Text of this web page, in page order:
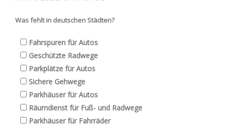
Was fehlt in deutschen Städten?
Fahrspuren für Autos
Geschützte Radwege
Parkplätze für Autos
Sichere Gehwege
Parkhäuser für Autos
Räumdienst für Fuß- und Radwege
Parkhäuser für Fahrräder